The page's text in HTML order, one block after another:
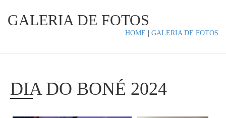
GALERIA DE FOTOS
HOME GALERIA DE FOTOS
DIA DO BONÉ 2024